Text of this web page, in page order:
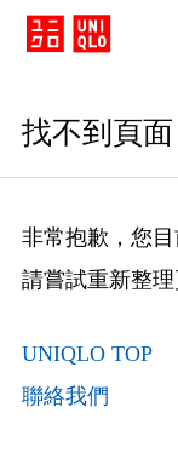
找不到頁面
非常抱歉，您目
請嘗試重新整理
UNIQLO TOP
聯絡我們